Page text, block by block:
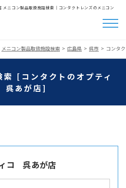
ニコン製品取扱施設検索│コンタクトレンズのメニコン
メニコン製品取扱施設検索 広島県 呉市 コンタ
索 [コンタクトのオプティ
あが店]
コ 呉あが店